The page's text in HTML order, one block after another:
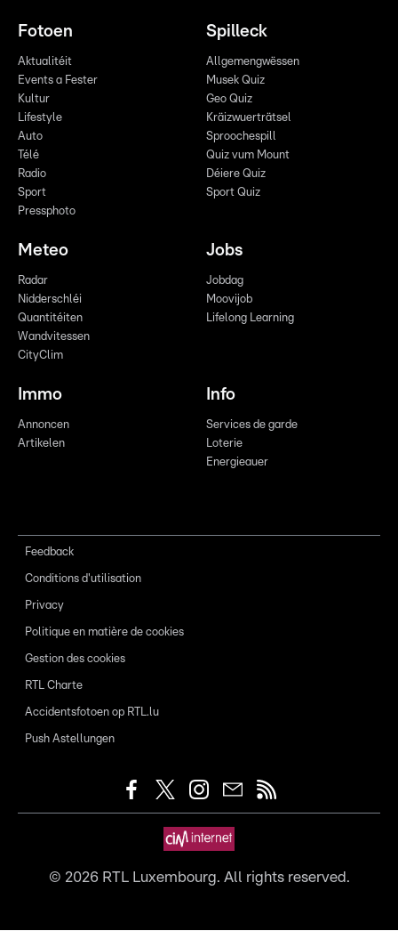
Fotoen
Aktualitéit
Events a Fester
Kultur
Lifestyle
Auto
Télé
Radio
Sport
Pressphoto
Spilleck
Allgemengwëssen
Musek Quiz
Geo Quiz
Kräizwuerträtsel
Sproochespill
Quiz vum Mount
Déiere Quiz
Sport Quiz
Meteo
Radar
Nidderschléi
Quantitéiten
Wandvitessen
CityClim
Jobs
Jobdag
Moovijob
Lifelong Learning
Immo
Annoncen
Artikelen
Info
Services de garde
Loterie
Energieauer
Feedback
Conditions d'utilisation
Privacy
Politique en matière de cookies
Gestion des cookies
RTL Charte
Accidentsfotoen op RTL.lu
Push Astellungen
© 2026RTL Luxembourg. All rights reserved.